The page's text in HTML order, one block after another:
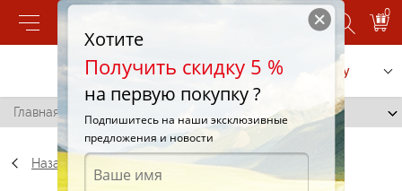
0
Позвонить Заказать услугу
Главная / Hankook Ventus V2 Concept 265/35 R18 93V
Назад
Хотите
Получить скидку 5 %
на первую покупку ?
Подпишитесь на наши эксклюзивные
предложения и новости